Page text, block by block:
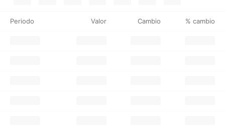
Periodo Valor Cambio % cambio